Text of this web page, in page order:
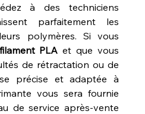
à des techniciens
parfaitement les
polymères. Si vous
PLA et que vous
de rétractation ou de
précise et adaptée à
vous sera fournie
de service après-vente